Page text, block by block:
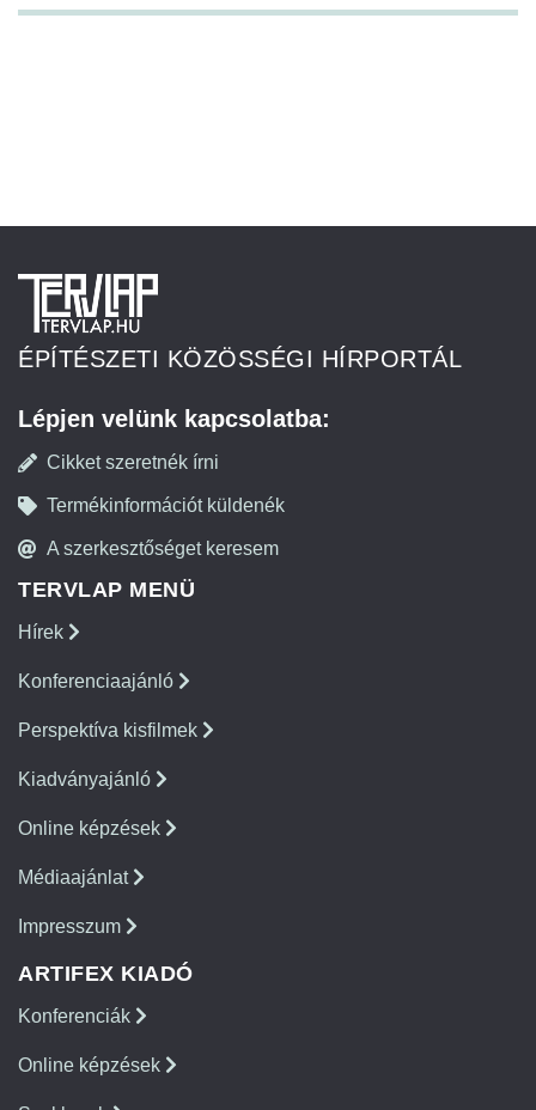
ÉPÍTÉSZETI KÖZÖSSÉGI HÍRPORTÁL
Lépjen velünk kapcsolatba:
Cikket szeretnék írni
Termékinformációt küldenék
A szerkesztőséget keresem
TERVLAP MENÜ
Hírek
Konferenciaajánló
Perspektíva kisfilmek
Kiadványajánló
Online képzések
Médiaajánlat
Impresszum
ARTIFEX KIADÓ
Konferenciák
Online képzések